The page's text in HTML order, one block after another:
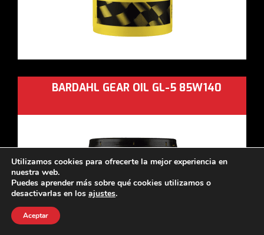
BARDAHL GEAR OIL GL-5 85W140
Utilizamos cookies para ofrecerte la mejor experiencia en
nuestra web.
Puedes aprender más sobre qué cookies utilizamos o
desactivarlas en los ajustes.
Aceptar